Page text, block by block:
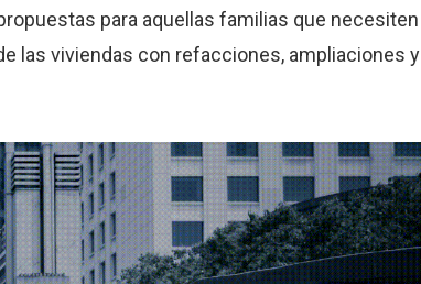
para aquellas familias que necesiten
las viviendas con refacciones, ampliaciones y